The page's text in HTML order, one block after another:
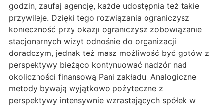
godzin, zaufaj agencję, każde udostępnia też takie
przywileje. Dzięki tego rozwiązania ograniczysz
konieczność przy okazji ograniczysz zobowiązanie
stacjonarnych wizyt odnośnie do organizacji
doradczym, jednak też masz możliwość być gotów z
perspektywy bieżąco kontynuować nadzór nad
okoliczności finansową Pani zakładu. Analogiczne
metody bywają wyjątkowo pożyteczne z
perspektywy intensywnie wzrastających spółek w